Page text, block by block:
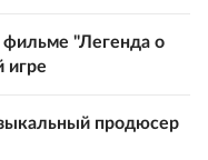
"Легенда о
игре
продюсер